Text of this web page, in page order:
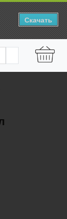
Скачать